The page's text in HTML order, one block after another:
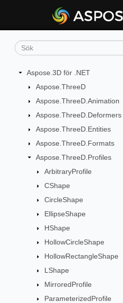
Aspose.3D för .NET
Aspose.ThreeD
Aspose.ThreeD.Animation
Aspose.ThreeD.Deformers
Aspose.ThreeD.Entities
Aspose.ThreeD.Formats
Aspose.ThreeD.Profiles
ArbitraryProfile
CShape
CircleShape
EllipseShape
HShape
HollowCircleShape
HollowRectangleShape
LShape
MirroredProfile
ParameterizedProfile